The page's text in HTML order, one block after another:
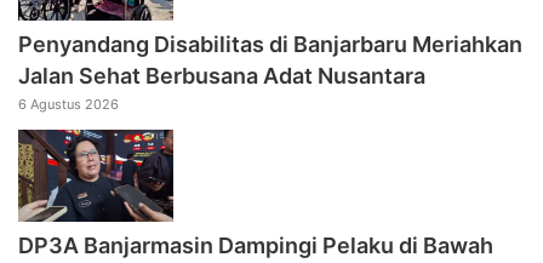
Penyandang Disabilitas di Banjarbaru Meriahkan
Jalan Sehat Berbusana Adat Nusantara
6 Agustus 2026
DP3A Banjarmasin Dampingi Pelaku di Bawah